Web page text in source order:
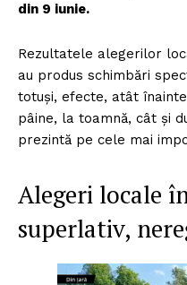
din 9 iunie.
Rezultatele alegerilor
au produs schimbări
totuşi, efecte, atât
pâine, la toamnă, cât şi
prezintă pe cele mai
Alegeri locale
superlativ,